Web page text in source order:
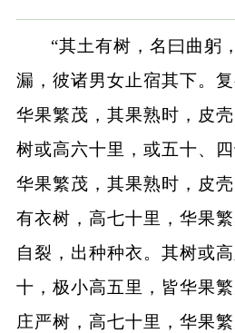
“其土有树，名曰曲躬
漏，彼诸男女止宿其下。
华果繁茂，其果熟时，皮
树或高六十里，或五十、
华果繁茂，其果熟时，皮
有衣树，高七十里，华果
自裂，出种种衣。其树或
十，极小高五里，皆华果
庄严树，高七十里，华果